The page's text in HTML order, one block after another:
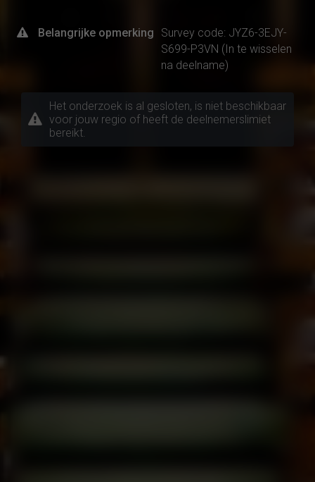
Belangrijke opmerking
Survey code: JYZ6-3EJY-
S699-P3VN (In te wisselen
na deelname)
Het onderzoek is al gesloten, is niet beschikbaar
voor jouw regio of heeft de deelnemerslimiet
bereikt.